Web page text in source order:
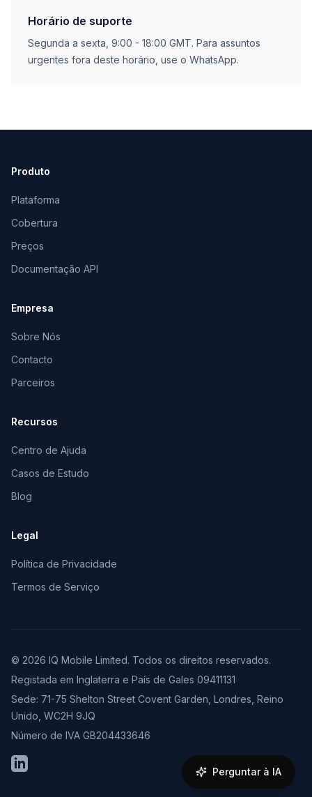
Horário de suporte
Segunda a sexta, 9:00 - 18:00 GMT. Para assuntos
urgentes fora deste horário, use o WhatsApp.
Produto
Plataforma
Cobertura
Preços
Documentação API
Empresa
Sobre Nós
Contacto
Parceiros
Recursos
Centro de Ajuda
Casos de Estudo
Blog
Legal
Política de Privacidade
Termos de Serviço
© 2026 IQ Mobile Limited. Todos os direitos reservados.
Registada em Inglaterra e País de Gales 09411131
Sede: 71-75 Shelton Street Covent Garden, Londres, Reino
Unido, WC2H 9JQ
Número de IVA GB204433646
LinkedIn
Perguntar à IA